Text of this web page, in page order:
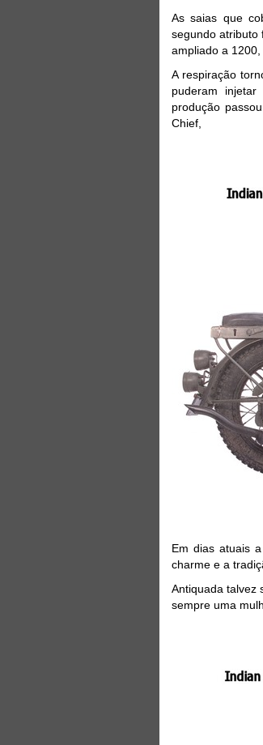
As saias que
segundo atributo
ampliado a
A respiração
puderam
produção
Em dias atuais
charme e a
Antiquada talvez
sempre uma